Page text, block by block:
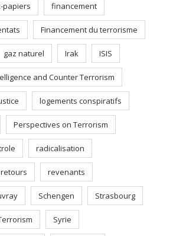
papiers financement
Financement du terrorisme
gaz naturel Irak ISIS
and Counter Terrorism
logements conspiratifs
Perspectives on Terrorism
radicalisation
retours revenants
Schengen Strasbourg
Syrie